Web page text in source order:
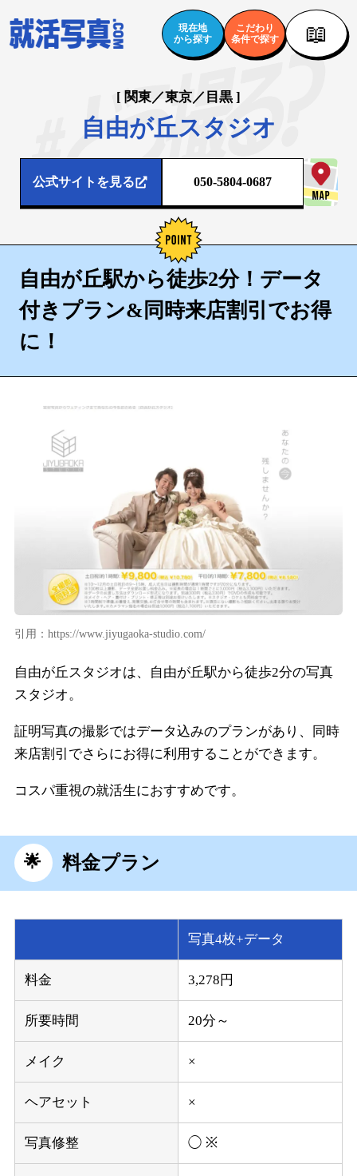
現在地
から探す
こだわり
条件で探す
📖
[ 関東／東京／目黒 ]
自由が丘スタジオ
公式サイトを見る 050-5804-0687
自由が丘駅から徒歩2分！データ
付きプラン&同時来店割引でお得
に！
引用：https://www.jiyugaoka-studio.com/
自由が丘スタジオは、自由が丘駅から徒歩2分の写真
スタジオ。
証明写真の撮影ではデータ込みのプランがあり、同時
来店割引でさらにお得に利用することができます。
コスパ重視の就活生におすすめです。
料金プラン
写真4枚+データ
料金 3,278円
所要時間 20分～
メイク ×
ヘアセット ×
写真修整 ◯ ※